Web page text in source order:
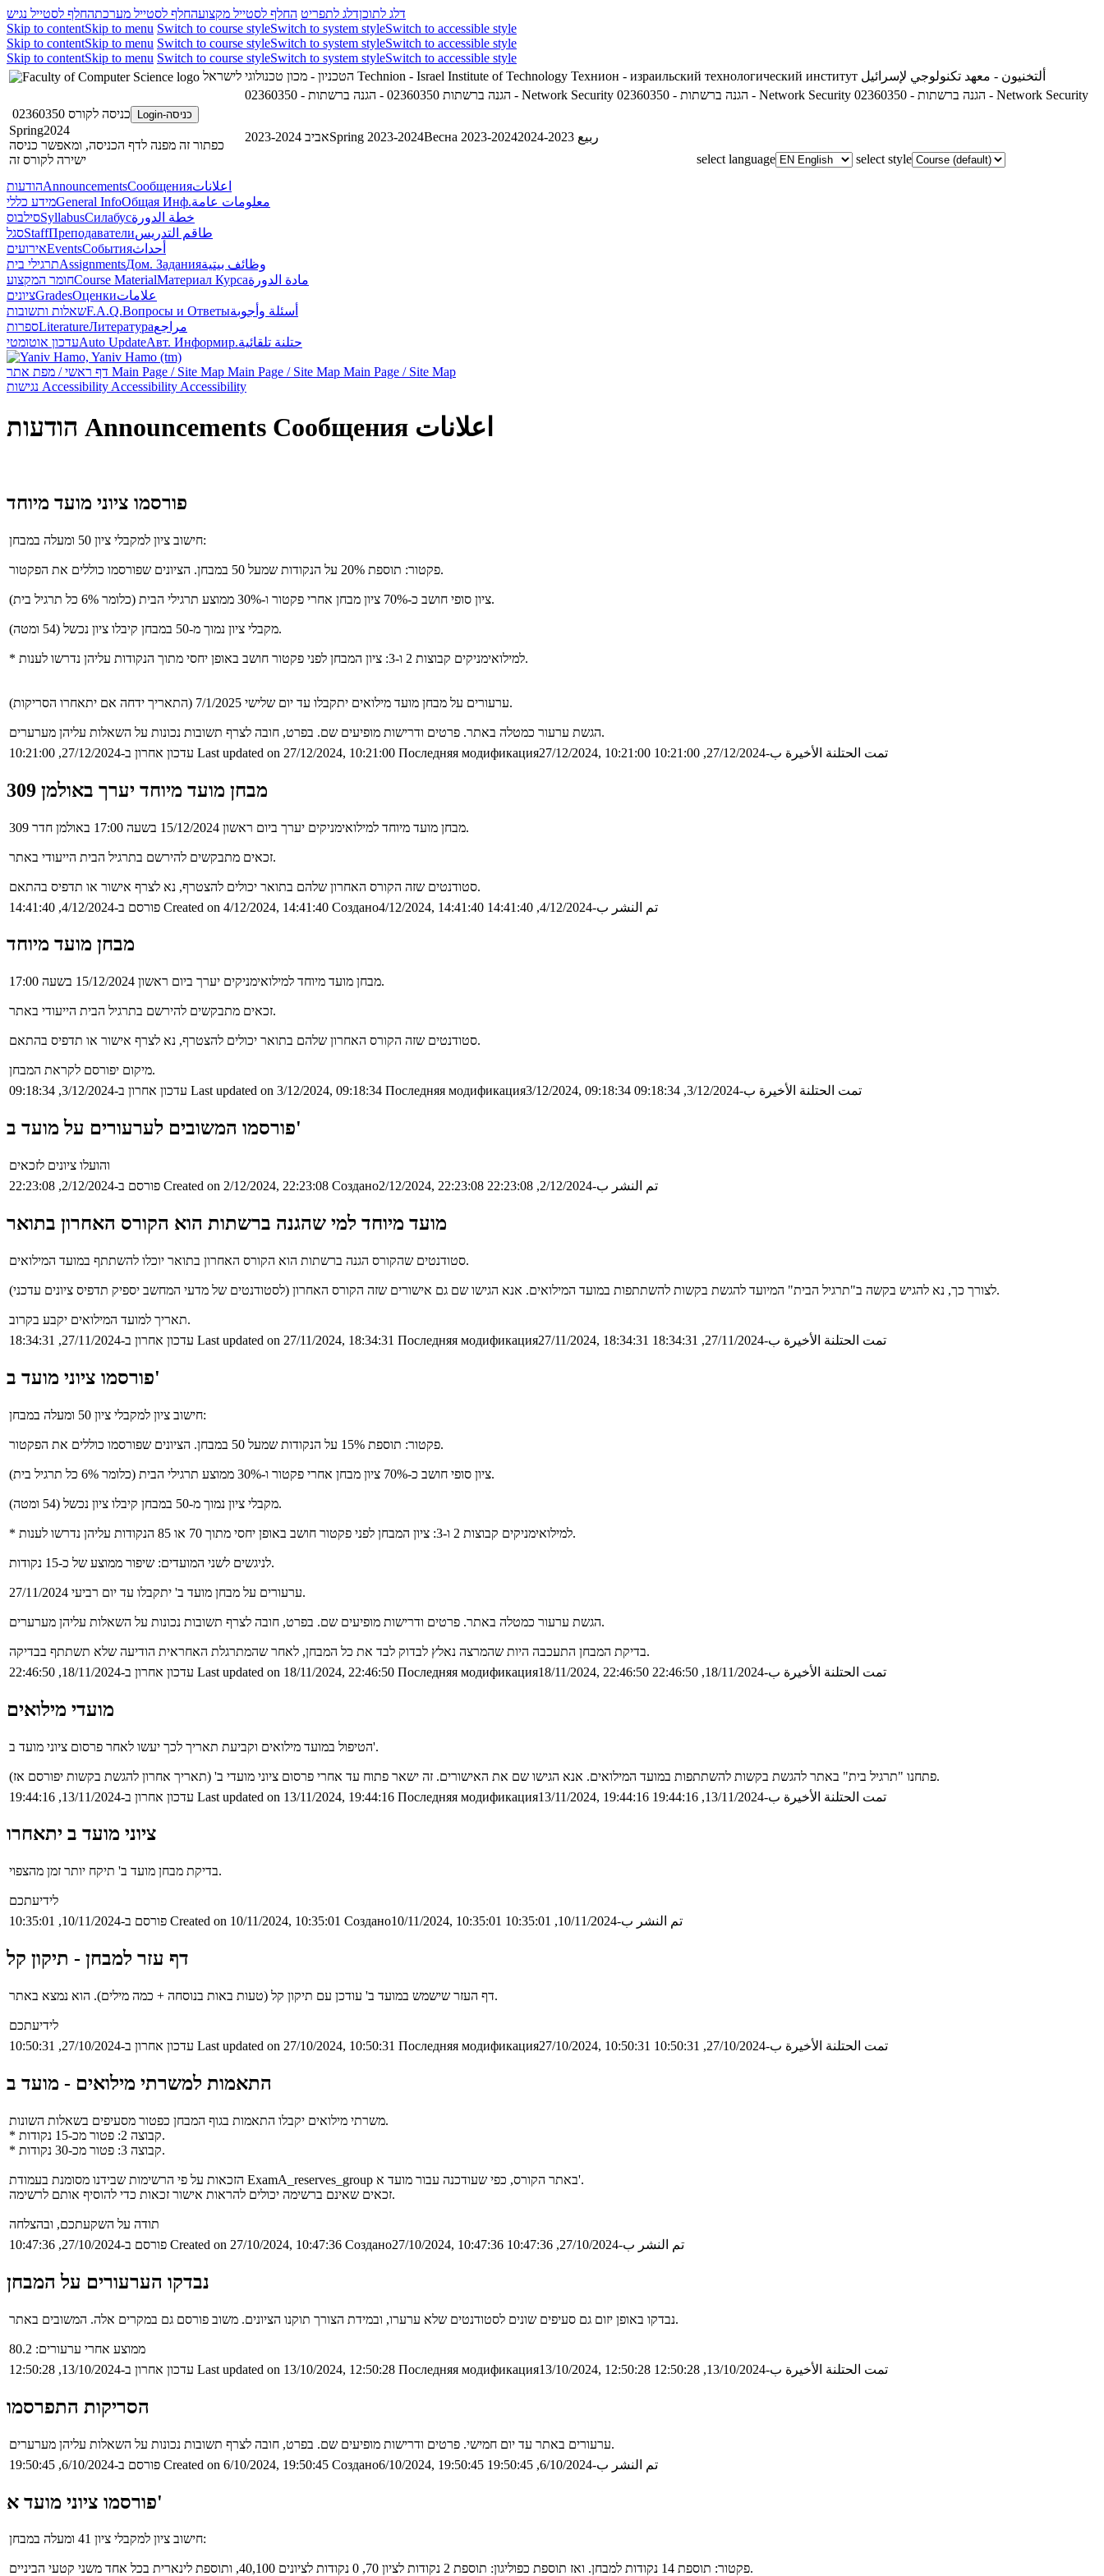
דלג לתוכןדלג לתפריט החלף לסטייל מקצועהחלף לסטייל מערכתהחלף לסטייל נגיש
Skip to contentSkip to menu Switch to course styleSwitch to system styleSwitch to accessible style
Skip to contentSkip to menu Switch to course styleSwitch to system styleSwitch to accessible style
Skip to contentSkip to menu Switch to course styleSwitch to system styleSwitch to accessible style
Technion - Israel Institute of Technology Технион - израильский технологический институт ألتخنيون - معهد تكنولوجي لإسرائيل
02360350 - הגנה ברשתות 02360350 - הגנה ברשתות - Network Security 02360350 - הגנה ברשתות - Network Security 02360350 - הגנה ברשתות - Network Security
כניסה-Login
כניסה לקורס 02360350
Spring2024
כפתור זה מפנה לדף הכניסה, ומאפשר כניסה
ישירה לקורס זה
אביב 2023-2024Spring 2023-2024Весна 2023-2024
ربيع 2023-2024
select language
select style
הודעותAnnouncementsСообщенияاعلانات
מידע כלליGeneral InfoОбщая Инф.معلومات عامة
סילבוסSyllabusСилабусخطة الدورة
סגלStaffПреподавателиطاقم التدريس
אירועיםEventsСобытияأحداث
תרגילי ביתAssignmentsДом. Заданияوظائف بيتية
חומר המקצועCourse MaterialМатериал Курсаمادة الدورة
ציוניםGradesОценкиعلامات
שאלות ותשובותF.A.Q.Вопросы и Ответыأسئلة وأجوبة
ספרותLiteratureЛитератураمراجع
עדכון אוטומטיAuto UpdateАвт. Информир.حتلنة تلقائية
Main Page / Site Map Main Page / Site Map Main Page / Site Map
Accessibility Accessibility Accessibility
הודעות Announcements Сообщения اعلانات
פורסמו ציוני מועד מיוחד
חישוב ציון למקבלי ציון 50 ומעלה במבחן:
פקטור: תוספת 20% על הנקודות שמעל 50 במבחן. הציונים שפורסמו כוללים את הפקטור.
ציון סופי חושב כ-70% ציון מבחן אחרי פקטור ו-30% ממוצע תרגילי הבית (כלומר 6% כל תרגיל בית).
מקבלי ציון נמוך מ-50 במבחן קיבלו ציון נכשל (54 ומטה).
* למילואימניקים קבוצות 2 ו-3: ציון המבחן לפני פקטור חושב באופן יחסי מתוך הנקודות עליהן נדרשו לענות.
ערעורים על מבחן מועד מילואים יתקבלו עד יום שלישי 7/1/2025 (התאריך ידחה אם יתאחרו הסריקות).
הגשת ערעור כמטלה באתר. פרטים ודרישות מופיעים שם. בפרט, חובה לצרף תשובות נכונות על השאלות עליהן מערערים.
עדכון אחרון ב-27/12/2024, 10:21:00 Last updated on 27/12/2024, 10:21:00 Последняя модификация27/12/2024, 10:21:00 تمت الحتلنة الأخيرة ب-27/12/2024, 10:21:00
מבחן מועד מיוחד יערך באולמן 309
מבחן מועד מיוחד למילואימניקים יערך ביום ראשון 15/12/2024 בשעה 17:00 באולמן חדר 309.
זכאים מתבקשים להירשם בתרגיל הבית הייעודי באתר.
סטודנטים שזה הקורס האחרון שלהם בתואר יכולים להצטרף, נא לצרף אישור או תדפיס בהתאם.
פורסם ב-4/12/2024, 14:41:40 Created on 4/12/2024, 14:41:40 Создано4/12/2024, 14:41:40 تم النشر ب-4/12/2024, 14:41:40
מבחן מועד מיוחד
מבחן מועד מיוחד למילואימניקים יערך ביום ראשון 15/12/2024 בשעה 17:00.
זכאים מתבקשים להירשם בתרגיל הבית הייעודי באתר.
סטודנטים שזה הקורס האחרון שלהם בתואר יכולים להצטרף, נא לצרף אישור או תדפיס בהתאם.
מיקום יפורסם לקראת המבחן.
עדכון אחרון ב-3/12/2024, 09:18:34 Last updated on 3/12/2024, 09:18:34 Последняя модификация3/12/2024, 09:18:34 تمت الحتلنة الأخيرة ب-3/12/2024, 09:18:34
פורסמו המשובים לערעורים על מועד ב'
והועלו ציונים לזכאים
פורסם ב-2/12/2024, 22:23:08 Created on 2/12/2024, 22:23:08 Создано2/12/2024, 22:23:08 تم النشر ب-2/12/2024, 22:23:08
מועד מיוחד למי שהגנה ברשתות הוא הקורס האחרון בתואר
סטודנטים שהקורס הגנה ברשתות הוא הקורס האחרון בתואר יוכלו להשתתף במועד המילואים.
לצורך כך, נא להגיש בקשה ב"תרגיל הבית" המיועד להגשת בקשות להשתתפות במועד המילואים. אנא הגישו שם גם אישורים שזה הקורס האחרון (לסטודנטים של מדעי המחשב יספיק תדפיס ציונים עדכני).
תאריך למועד המילואים יקבע בקרוב.
עדכון אחרון ב-27/11/2024, 18:34:31 Last updated on 27/11/2024, 18:34:31 Последняя модификация27/11/2024, 18:34:31 تمت الحتلنة الأخيرة ب-27/11/2024, 18:34:31
פורסמו ציוני מועד ב'
חישוב ציון למקבלי ציון 50 ומעלה במבחן:
פקטור: תוספת 15% על הנקודות שמעל 50 במבחן. הציונים שפורסמו כוללים את הפקטור.
ציון סופי חושב כ-70% ציון מבחן אחרי פקטור ו-30% ממוצע תרגילי הבית (כלומר 6% כל תרגיל בית).
מקבלי ציון נמוך מ-50 במבחן קיבלו ציון נכשל (54 ומטה).
* למילואימניקים קבוצות 2 ו-3: ציון המבחן לפני פקטור חושב באופן יחסי מתוך 70 או 85 הנקודות עליהן נדרשו לענות.
לניגשים לשני המועדים: שיפור ממוצע של כ-15 נקודות.
ערעורים על מבחן מועד ב' יתקבלו עד יום רביעי 27/11/2024.
הגשת ערעור כמטלה באתר. פרטים ודרישות מופיעים שם. בפרט, חובה לצרף תשובות נכונות על השאלות עליהן מערערים.
בדיקת המבחן התעכבה היות שהמרצה נאלץ לבדוק לבד את כל המבחן, לאחר שהמתרגלת האחראית הודיעה שלא תשתתף בבדיקה.
עדכון אחרון ב-18/11/2024, 22:46:50 Last updated on 18/11/2024, 22:46:50 Последняя модификация18/11/2024, 22:46:50 تمت الحتلنة الأخيرة ب-18/11/2024, 22:46:50
מועדי מילואים
הטיפול במועד מילואים וקביעת תאריך לכך יעשו לאחר פרסום ציוני מועד ב'.
פתחנו "תרגיל בית" באתר להגשת בקשות להשתתפות במועד המילואים. אנא הגישו שם את האישורים. זה ישאר פתוח עד אחרי פרסום ציוני מועדי ב' (תאריך אחרון להגשת בקשות יפורסם אז).
עדכון אחרון ב-13/11/2024, 19:44:16 Last updated on 13/11/2024, 19:44:16 Последняя модификация13/11/2024, 19:44:16 تمت الحتلنة الأخيرة ب-13/11/2024, 19:44:16
ציוני מועד ב יתאחרו
בדיקת מבחן מועד ב' תיקח יותר זמן מהצפוי.
לידיעתכם
פורסם ב-10/11/2024, 10:35:01 Created on 10/11/2024, 10:35:01 Создано10/11/2024, 10:35:01 تم النشر ب-10/11/2024, 10:35:01
דף עזר למבחן - תיקון קל
דף העזר שישמש במועד ב' עודכן עם תיקון קל (טעות באות בנוסחה + כמה מילים). הוא נמצא באתר.
לידיעתכם
עדכון אחרון ב-27/10/2024, 10:50:31 Last updated on 27/10/2024, 10:50:31 Последняя модификация27/10/2024, 10:50:31 تمت الحتلنة الأخيرة ب-27/10/2024, 10:50:31
התאמות למשרתי מילואים - מועד ב
משרתי מילואים יקבלו התאמות בגוף המבחן כפטור מסעיפים בשאלות השונות.
* קבוצה 2: פטור מכ-15 נקודות.
* קבוצה 3: פטור מכ-30 נקודות.
הזכאות על פי הרשימות שבידנו מסומנת בעמודת ExamA_reserves_group באתר הקורס, כפי שעודכנה עבור מועד א'.
זכאים שאינם ברשימה יכולים להראות אישור זכאות כדי להוסיף אותם לרשימה.
תודה על השקעתכם, ובהצלחה
פורסם ב-27/10/2024, 10:47:36 Created on 27/10/2024, 10:47:36 Создано27/10/2024, 10:47:36 تم النشر ب-27/10/2024, 10:47:36
נבדקו הערעורים על המבחן
נבדקו באופן יזום גם סעיפים שונים לסטודנטים שלא ערערו, ובמידת הצורך תוקנו הציונים. משוב פורסם גם במקרים אלה. המשובים באתר.
ממוצע אחרי ערעורים: 80.2
עדכון אחרון ב-13/10/2024, 12:50:28 Last updated on 13/10/2024, 12:50:28 Последняя модификация13/10/2024, 12:50:28 تمت الحتلنة الأخيرة ب-13/10/2024, 12:50:28
הסריקות התפרסמו
ערעורים באתר עד יום חמישי. פרטים ודרישות מופיעים שם. בפרט, חובה לצרף תשובות נכונות על השאלות עליהן מערערים.
פורסם ב-6/10/2024, 19:50:45 Created on 6/10/2024, 19:50:45 Создано6/10/2024, 19:50:45 تم النشر ب-6/10/2024, 19:50:45
פורסמו ציוני מועד א'
חישוב ציון למקבלי ציון 41 ומעלה במבחן:
פקטור: תוספת 14 נקודות למבחן. ואז תוספת כפוליגון: תוספת 2 נקודות לציון 70, 0 נקודות לציונים 40,100, ותוספת לינארית בכל אחד משני קטעי הביניים.